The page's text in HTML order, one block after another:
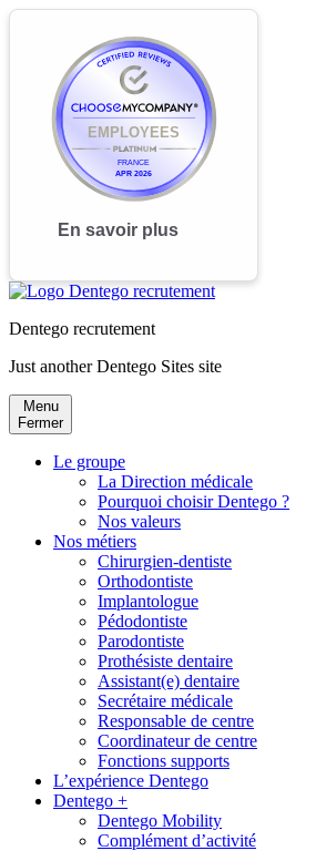
Dentego recrutement
Just another Dentego Sites site
Menu
Fermer
Le groupe
La Direction médicale
Pourquoi choisir Dentego ?
Nos valeurs
Nos métiers
Chirurgien-dentiste
Orthodontiste
Implantologue
Pédodontiste
Parodontiste
Prothésiste dentaire
Assistant(e) dentaire
Secrétaire médicale
Responsable de centre
Coordinateur de centre
Fonctions supports
L’expérience Dentego
Dentego +
Dentego Mobility
Complément d’activité